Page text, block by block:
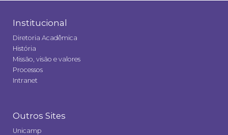
Institucional
Diretoria Acadêmica
História
Missão, visão e valores
Processos
Intranet
Outros Sites
Unicamp